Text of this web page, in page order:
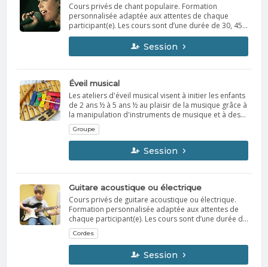
Cours privés de chant populaire. Formation
personnalisée adaptée aux attentes de chaque
participant(e). Les cours sont d’une durée de 30, 45
ou 60 minutes par semaine. Le professeur vous
contactera la semaine précédant le début des cours
afin d’établir l’horaire avec vous. Possibilité de
Session
Éveil musical
Les ateliers d'éveil musical visent à initier les enfants
de 2 ans ½ à 5 ans ½ au plaisir de la musique grâce à
la manipulation d'instruments de musique et à des
activités ludiques et variées (chansons, danse,
activités). Les enfants explorent les rythmes et les
notes, et développent leur sensibilité musicale par
l’écoute et la reproduction de différents tempi
(vitesse), nuances (fort/doux) et contextes émotifs
Groupe
Session
Guitare acoustique ou électrique
Cours privés de guitare acoustique ou électrique.
Formation personnalisée adaptée aux attentes de
chaque participant(e). Les cours sont d’une durée de
30, 45 ou 60 minutes par semaine. Le professeur
vous contactera la semaine précédant le début des
cours afin d’établir l’horaire avec vous. Possibilité de
location d’instrument.
Cordes
Session